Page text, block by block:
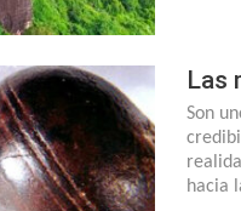
Las
Son
hacia